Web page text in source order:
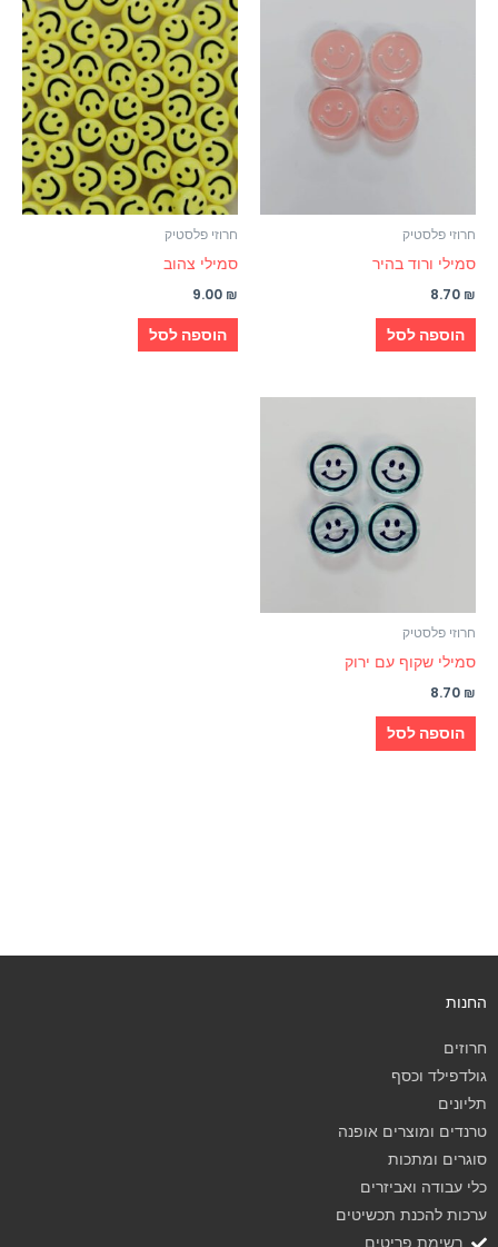
חרוזי פלסטיק
סמילי ורוד בהיר
8.70 ₪
הוספה לסל
חרוזי פלסטיק
סמילי צהוב
9.00 ₪
הוספה לסל
חרוזי פלסטיק
סמילי שקוף עם ירוק
8.70 ₪
הוספה לסל
החנות
חרוזים
גולדפילד וכסף
תליונים
טרנדים ומוצרים אופנה
סוגרים ומתכות
כלי עבודה ואביזרים
ערכות להכנת תכשיטים